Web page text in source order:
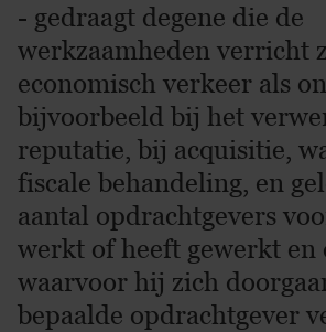
- gedraagt degene die de
werkzaamheden verricht
economisch verkeer als
bijvoorbeeld bij het
reputatie, bij acquisitie,
fiscale behandeling, en
aantal opdrachtgevers
werkt of heeft gewerkt en
waarvoor hij zich
bepaalde opdrachtgever